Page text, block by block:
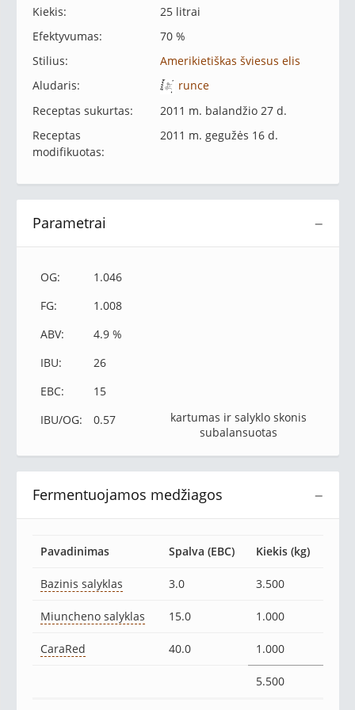
Kiekis:
25 litrai
Efektyvumas:
70 %
Stilius:
Amerikietiškas šviesus elis
Aludaris:
runce
Receptas sukurtas:
2011 m. balandžio 27 d.
Receptas
modifikuotas:
2011 m. gegužės 16 d.
−
Parametrai
OG:
1.046
FG:
1.008
ABV:
4.9 %
IBU:
26
EBC:
15
IBU/OG:
0.57
kartumas ir salyklo skonis
subalansuotas
−
Fermentuojamos medžiagos
Pavadinimas Spalva (EBC) Kiekis (kg)
Bazinis salyklas 3.0 3.500
Miuncheno salyklas 15.0 1.000
CaraRed 40.0 1.000
5.500